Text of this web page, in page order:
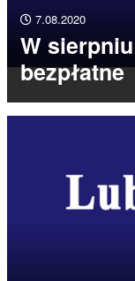
7.08.2020
W
bezpłatne